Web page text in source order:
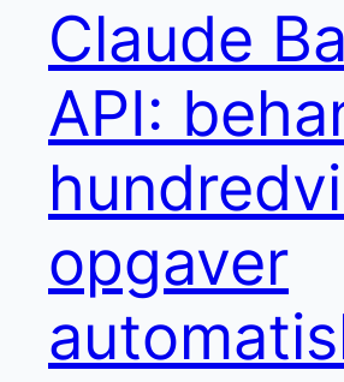
Claude
API:
opgaver